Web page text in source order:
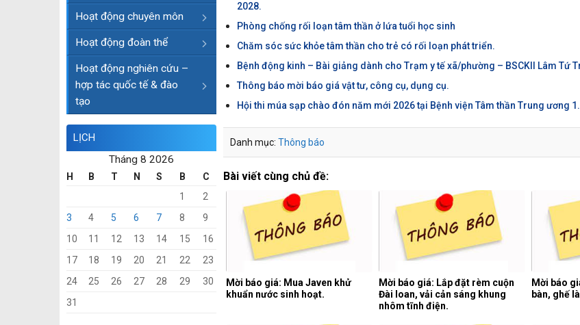
Hoạt động chuyên môn
Hoạt động đoàn thể
Hoạt động nghiên cứu –
hợp tác quốc tế & đào
tạo
LỊCH
Tháng 8 2026
H B T N S B
C
1
2
3
4 5 6 7 8
9
10
11 12 13 14 15
16
17
18 19 20 21 22
23
24
25 26 27 28 29
30
31
2028.
Phòng chống rối loạn tâm thần ở lứa tuổi học sinh
Chăm sóc sức khỏe tâm thần cho trẻ có rối loạn phát triển.
Bệnh động kinh – Bài giảng dành cho Trạm y tế xã/phường – BSCKII Lâm Tứ
Thông báo mời báo giá vật tư, công cụ, dụng cụ.
Hội thi múa sạp chào đón năm mới 2026 tại Bệnh viện Tâm thần Trung ương 1.
Danh mục: Thông báo
Bài viết cùng chủ đề:
Mời báo giá: Mua Javen khử
khuẩn nước sinh hoạt.
Mời báo giá: Lắp đặt rèm cuộn
Đài loan, vải cản sáng khung
nhôm tĩnh điện.
Mời báo
bàn, ghế